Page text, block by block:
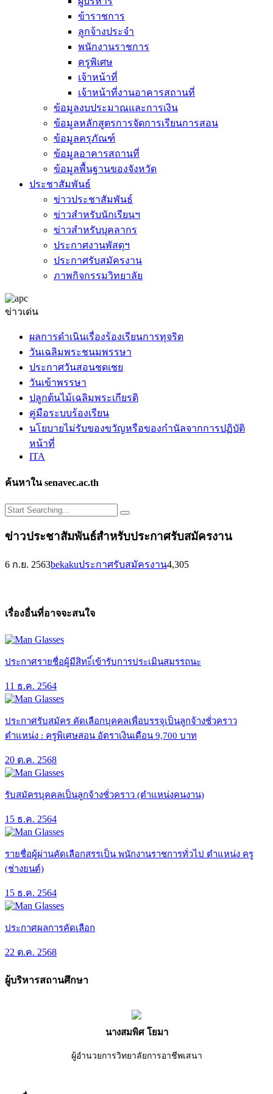
ข้าราชการ
ลูกจ้างประจำ
พนักงานราชการ
ครูพิเศษ
เจ้าหน้าที่
เจ้าหน้าที่งานอาคารสถานที่
ข้อมูลงบประมาณและการเงิน
ข้อมูลหลักสูตรการจัดการเรียนการสอน
ข้อมูลครุภัณฑ์
ข้อมูลอาคารสถานที่
ข้อมูลพื้นฐานของจังหวัด
ประชาสัมพันธ์
ข่าวประชาสัมพันธ์
ข่าวสำหรับนักเรียนฯ
ข่าวสำหรับบุคลากร
ประกาศงานพัสดุฯ
ประกาศรับสมัครงาน
ภาพกิจกรรมวิทยาลัย
ข่าวเด่น
ผลการดำเนินเรื่องร้องเรียนการทุจริต
วันเฉลิมพระชนมพรรษา
ประกาศวันสอนชดเชย
วันเข้าพรรษา
ปลูกต้นไม้เฉลิมพระเกียรติ
คู่มือระบบร้องเรียน
นโยบายไม่รับของขวัญหรือของกำนัลจากการปฏิบัติ
หน้าที่
ITA
ค้นหาใน senavec.ac.th
ข่าวประชาสัมพันธ์สำหรับประกาศรับสมัครงาน
6 ก.ย. 2563bekakuประกาศรับสมัครงาน4,305
เรื่องอื่นที่อาจจะสนใจ
ประกาศรายชื่อผู้มีสิทะิ์เข้ารับการประเมินสมรรถนะ
11 ธ.ค. 2564
ประกาศรับสมัคร คัดเลือกบุคคลเพื่อบรรจุเป็นลูกจ้างชั่วคราว
ตำแหน่ง : ครูพิเศษสอน อัตราเงินเดือน 9,700 บาท
20 ต.ค. 2568
รับสมัครบุคคลเป็นลูกจ้างชั่วคราว (ตำแหน่งคนงาน)
15 ธ.ค. 2564
รายชื่อผู้ผ่านคัดเลือกสรรเป็น พนักงานราชการทั่วไป ตำแหน่ง ครู
(ช่างยนต์)
15 ธ.ค. 2564
ประกาศผลการคัดเลือก
22 ต.ค. 2568
ผู้บริหารสถานศึกษา
นางสมพิศ โยมา
ผู้อำนวยการวิทยาลัยการอาชีพเสนา